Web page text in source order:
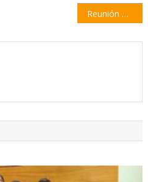
Reunión de la Mesa de Coordinación sobre crímenes del narcotráfico